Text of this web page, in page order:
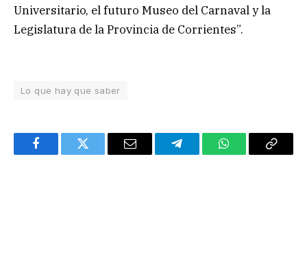
Universitario, el futuro Museo del Carnaval y la
Legislatura de la Provincia de Corrientes”.
Lo que hay que saber
FacebookTwitter Email TelegramWhatsAppCopy